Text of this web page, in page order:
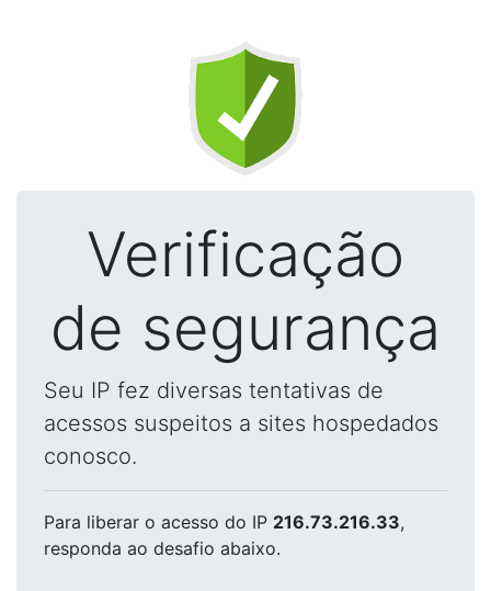
Verificação
de segurança
Seu IP fez diversas tentativas de
acessos suspeitos a sites hospedados
conosco.
Para liberar o acesso do IP 216.73.216.33,
responda ao desafio abaixo.